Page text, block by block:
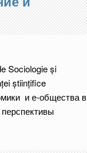
Sociologie și
științifice
и е-общества в